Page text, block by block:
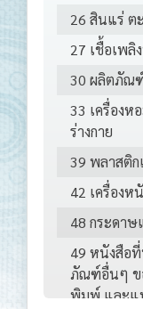
26 สินแร่ ต
27 เชื้อเพ
30 ผลิตภัณ
33 เครื่องห
ร่างกาย
39 พลาสติ
42 เครื่องห
48 กระดาษ
49 หนังสือ
ภัณฑ์อื่นๆ ข
พิมพ์ และแ